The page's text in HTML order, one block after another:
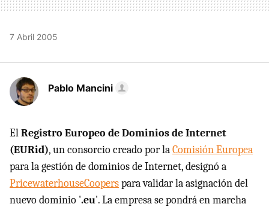
7 Abril 2005
Pablo Mancini
ElRegistro Europeo de Dominios de Internet
(EURid), un consorcio creado por laComisión Europea
para la gestión de dominios de Internet, designó a
PricewaterhouseCooperspara validar la asignación del
nuevo dominio '.eu'. La empresa se pondrá en marcha